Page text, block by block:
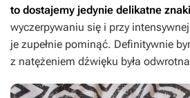
to dostajemy jedynie delikatne
wyczerpywaniu się i przy
je zupełnie pominąć. Definitywnie
z natężeniem dźwięku była